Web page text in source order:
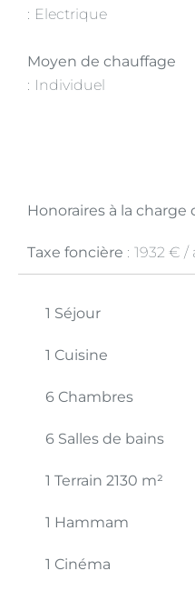
Electrique
Moyen de chauffage
Individuel
Honoraires à la
Taxe foncière 1932 € /
1 Séjour
1 Cuisine
6 Chambres
6 Salles de bains
1 Terrain 2130 m²
1 Hammam
1 Cinéma